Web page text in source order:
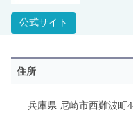
公式サイト
住所
兵庫県 尼崎市西難波町